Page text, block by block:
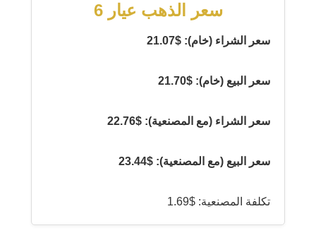
سعر الذهب عيار 6
سعر الشراء (خام): $21.07
سعر البيع (خام): $21.70
سعر الشراء (مع المصنعية): $22.76
سعر البيع (مع المصنعية): $23.44
تكلفة المصنعية: $1.69